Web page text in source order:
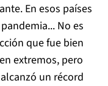
En esos países
No es
que fue bien
extremos, pero
un récord